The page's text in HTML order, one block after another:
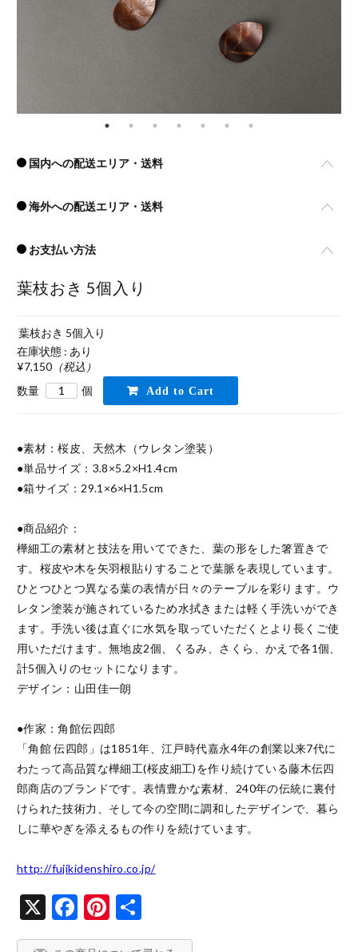
国内への配送エリア・送料
海外への配送エリア・送料
お支払い方法
葉枝おき 5個入り
葉枝おき 5個入り
在庫状態 : あり
¥7,150（税込）
数量
個
●素材：桜皮、天然木（ウレタン塗装）
●単品サイズ：3.8×5.2×H1.4cm
●箱サイズ：29.1×6×H1.5cm
●商品紹介：
樺細工の素材と技法を用いてできた、葉の形をした箸置きで
す。桜皮や木を矢羽根貼りすることで葉脈を表現しています。
ひとつひとつ異なる葉の表情が日々のテーブルを彩ります。ウ
レタン塗装が施されているため水拭きまたは軽く手洗いができ
ます。手洗い後は直ぐに水気を取っていただくとより長くご使
用いただけます。無地皮2個、くるみ、さくら、かえで各1個、
計5個入りのセットになります。
デザイン：山田佳一朗
●作家：角館伝四郎
「角館 伝四郎」は1851年、江戸時代嘉永4年の創業以来7代に
わたって高品質な樺細工(桜皮細工)を作り続けている藤木伝四
郎商店のブランドです。表情豊かな素材、240年の伝統に裏付
けられた技術力、そして今の空間に調和したデザインで、暮ら
しに華やぎを添えるもの作りを続けています。
http://fujikidenshiro.co.jp/
X Facebook
Pinterest
共
有